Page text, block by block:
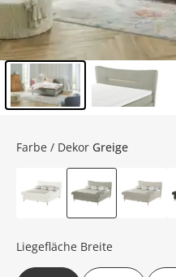
Farbe / Dekor Greige
Liegefläche Breite